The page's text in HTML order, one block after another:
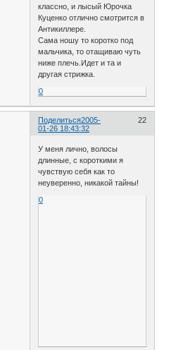
классно, и лысый Юрочка
Куценко отлично смотрится в
Антикиллере.
Сама ношу то коротко под
мальчика, то отащиваю чуть
ниже плечь.Идет и та и
другая стрижка.
0
Поделиться 22
2005-
01-26 18:43:32
У меня лично, волосы
длинные, с короткими я
чувствую себя как то
неуверенно, никакой тайны!
0